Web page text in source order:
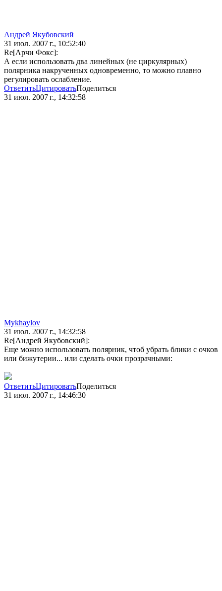
Андрей Якубовский
31 июл. 2007 г., 10:52:40
Re[Арчи Фокс]:
А если использовать два линейных (не циркулярных)
полярника накрученных одновременно, то можно плавно
регулировать ослабление.
ОтветитьЦитироватьПоделиться
31 июл. 2007 г., 14:32:58
Mykhaylov
31 июл. 2007 г., 14:32:58
Re[Андрей Якубовский]:
Еще можно использовать полярник, чтоб убрать блики с очков
или бижутерии... или сделать очки прозрачными:
ОтветитьЦитироватьПоделиться
31 июл. 2007 г., 14:46:30